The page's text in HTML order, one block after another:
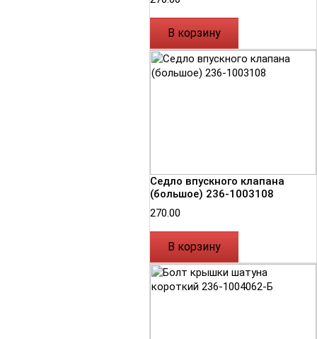
В корзину
Седло впускного клапана
(большое) 236-1003108
270.00
В корзину